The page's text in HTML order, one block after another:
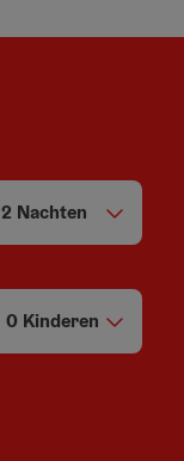
2 Nachten
0 Kinderen